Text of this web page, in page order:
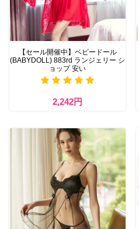
【セール開催中】ベビードール
(BABYDOLL) 883rd ランジェリー シ
ョップ 安い
2,242円